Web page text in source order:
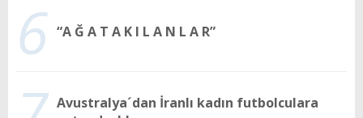
6 “A Ğ A T A K I L A N L A R”
Avustralya´dan İranlı kadın futbolculara